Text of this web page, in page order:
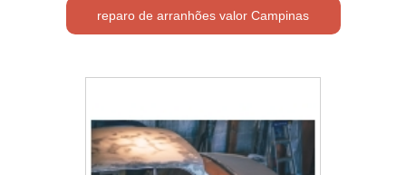
reparo de arranhões valor Campinas